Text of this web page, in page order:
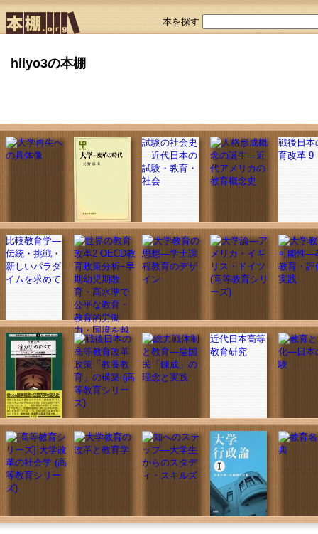
本を探す
hiiyo3の本棚
試験の社会史
―近代日本の
試験・教育・
社会
戦後日本
育改革 9
比較教育学―
伝統・挑戦・
新しいパラダ
イムを求めて
近代日本高等
教育研究